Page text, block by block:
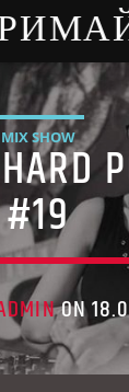
MIX SHOW
#19
ON